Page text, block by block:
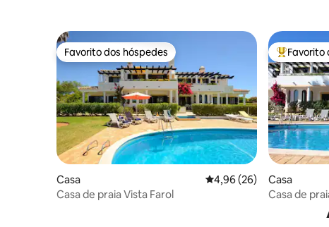
Favorito dos hóspedes
Favorito dos hóspedes
Casa Classificação média de
4,96 (26)
Casa de praia Vista Farol
Favoritos
Favorito
Casa
Casa de